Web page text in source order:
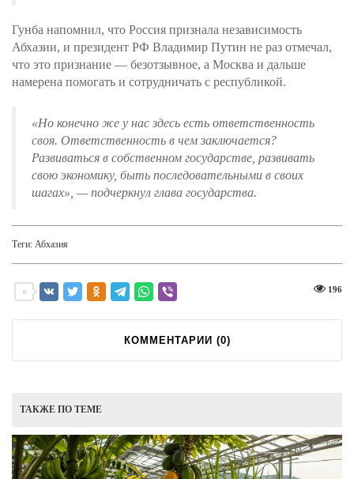
Гунба напомнил, что Россия признала независимость
Абхазии, и президент РФ Владимир Путин не раз отмечал,
что это признание — безотзывное, а Москва и дальше
намерена помогать и сотрудничать с республикой.
«Но конечно же у нас здесь есть ответственность
своя. Ответственность в чем заключается?
Развиваться в собственном государстве, развивать
свою экономику, быть последовательными в своих
шагах» , — подчеркнул глава государства.
Теги: Абхазия
196
КОММЕНТАРИИ (0)
ТАКЖЕ ПО ТЕМЕ